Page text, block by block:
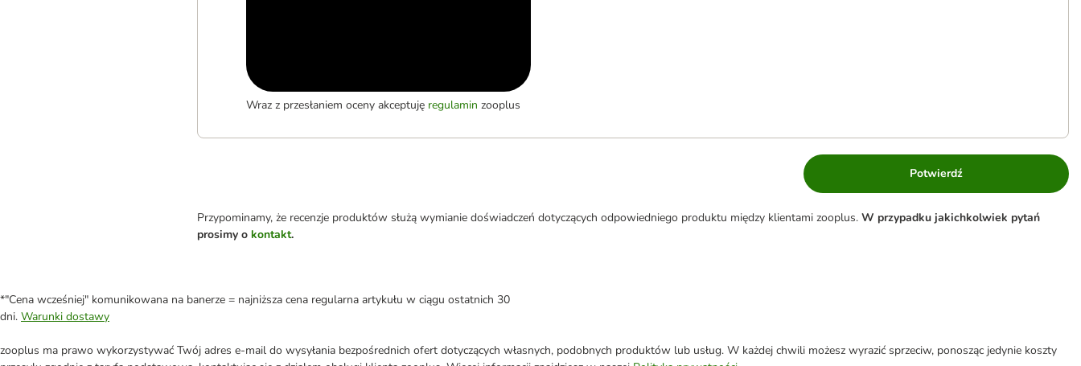
Wraz z przesłaniem oceny akceptuję regulamin zooplus
Potwierdź
Przypominamy, że recenzje produktów służą wymianie doświadczeń dotyczących odpowiedniego produktu między klientami zooplus. W przypadku jakichkolwiek pytań
prosimy o kontakt.
*"Cena wcześniej" komunikowana na banerze = najniższa cena regularna artykułu w ciągu ostatnich 30
dni. Warunki dostawy
zooplus ma prawo wykorzystywać Twój adres e-mail do wysyłania bezpośrednich ofert dotyczących własnych, podobnych produktów lub usług. W każdej chwili możesz wyrazić sprzeciw, ponosząc jedynie koszty